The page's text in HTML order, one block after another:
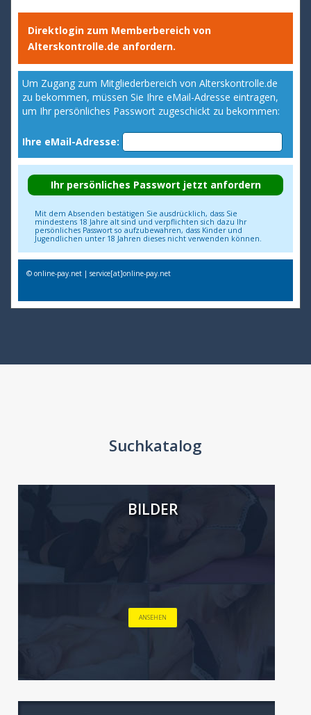
Direktlogin zum Memberbereich von
Alterskontrolle.de anfordern.
Um Zugang zum Mitgliederbereich von Alterskontrolle.de
zu bekommen, müssen Sie Ihre eMail-Adresse eintragen,
um Ihr persönliches Passwort zugeschickt zu bekommen:
Ihre eMail-Adresse:
Mit dem Absenden bestätigen Sie ausdrücklich, dass Sie
mindestens 18 Jahre alt sind und verpflichten sich dazu Ihr
persönliches Passwort so aufzubewahren, dass Kinder und
Jugendlichen unter 18 Jahren dieses nicht verwenden können.
© online-pay.net | service[at]online-pay.net
Suchkatalog
BILDER
ANSEHEN